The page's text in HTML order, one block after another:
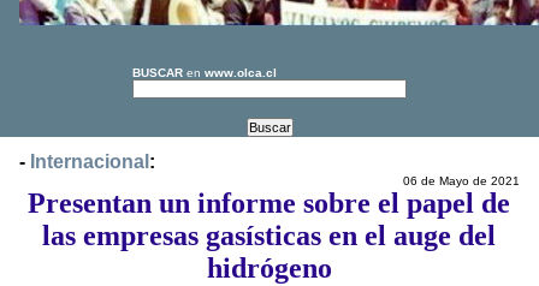
BUSCAR en www.olca.cl
- Internacional :
06 de Mayo de 2021
Presentan un informe sobre el papel de
las empresas gasísticas en el auge del
hidrógeno